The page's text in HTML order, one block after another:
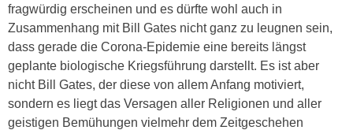
fragwürdig erscheinen und es dürfte wohl auch in
Zusammenhang mit Bill Gates nicht ganz zu leugnen sein,
dass gerade die Corona-Epidemie eine bereits längst
geplante biologische Kriegsführung darstellt. Es ist aber
nicht Bill Gates, der diese von allem Anfang motiviert,
sondern es liegt das Versagen aller Religionen und aller
geistigen Bemühungen vielmehr dem Zeitgeschehen